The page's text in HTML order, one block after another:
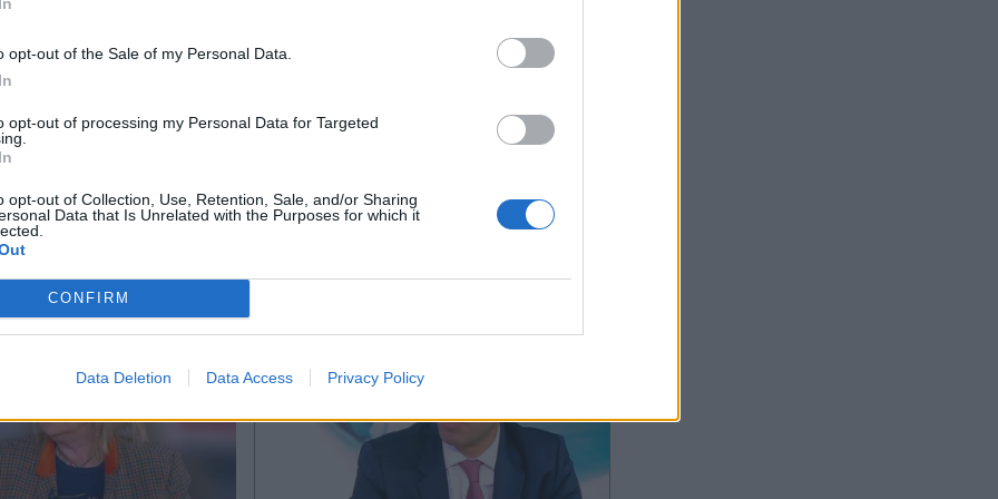
opt-out of the Sale of my Personal Data.
opt-out of processing my Personal Data for Targeted
opt-out of Collection, Use, Retention, Sale, and/or Sharing
Data that Is Unrelated with the Purposes for which it
CONFIRM
Data Deletion Data Access Privacy Policy
μας στο
facebook
Ακολουθήστε μας στο
Αποδέχομαι τουςόρους χρήσης